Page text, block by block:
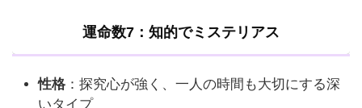
運命数7：知的でミステリアス
性格 ：探究心が強く、一人の時間も大切にする深
いタイプ